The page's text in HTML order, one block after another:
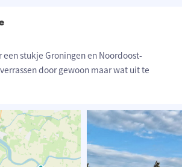
een stukje Groningen en Noordoost-
door gewoon maar wat uit te